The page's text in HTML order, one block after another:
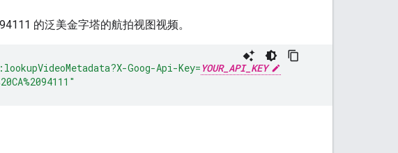
的泛美金字塔的航拍视图视频。
Goog-Api-Key= YOUR_API_KEY